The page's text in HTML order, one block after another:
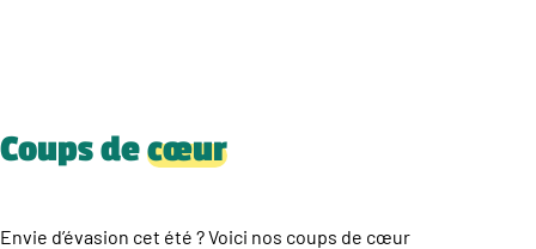
Coups decœur
Envie d’évasion cet été ? Voici nos coups de cœur